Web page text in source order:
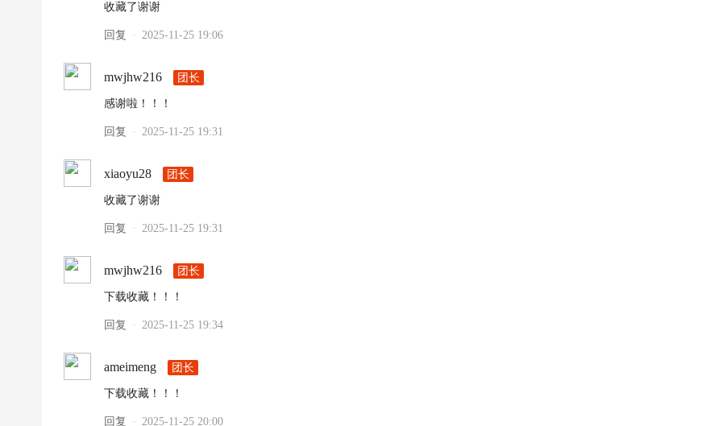
收藏了谢谢
回复 · 2025-11-25 19:06
mwjhw216 团长
感谢啦！！！
回复 · 2025-11-25 19:31
xiaoyu28 团长
收藏了谢谢
回复 · 2025-11-25 19:31
mwjhw216 团长
下载收藏！！！
回复 · 2025-11-25 19:34
ameimeng 团长
下载收藏！！！
回复 · 2025-11-25 20:00